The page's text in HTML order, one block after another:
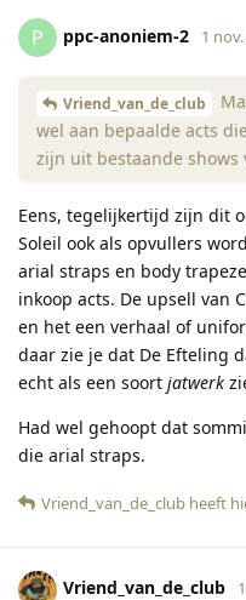
P ppc-anoniem-2 1
Vriend_van_de_club
wel aan bepaalde acts
zijn uit bestaande shows
Eens, tegelijkertijd zijn dit
Soleil ook als opvullers
arial straps en body
inkoop acts. De upsell van
en het een verhaal of
daar zie je dat De Efteling
echt als een soort jatwerk
Had wel gehoopt dat
die arial straps.
Vriend_van_de_club heeft
Vriend_van_de_club